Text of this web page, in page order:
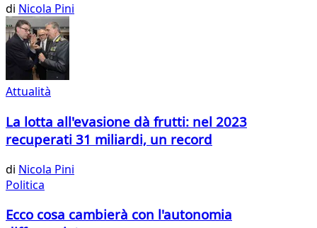
di Nicola Pini
Attualità
La lotta all'evasione dà frutti: nel 2023
recuperati 31 miliardi, un record
di Nicola Pini
Politica
Ecco cosa cambierà con l'autonomia